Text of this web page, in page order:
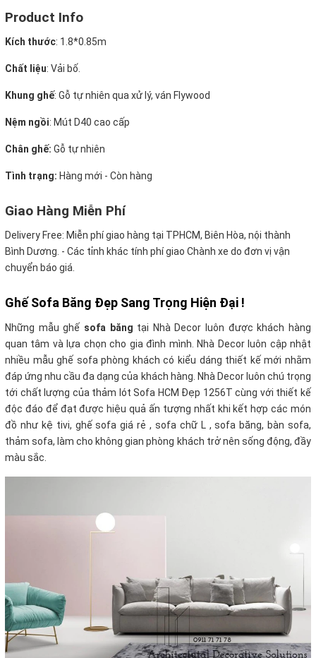
Product Info
Kích thước: 1.8*0.85m
Chất liệu: Vải bố.
Khung ghế: Gỗ tự nhiên qua xử lý, ván Flywood
Nệm ngồi: Mút D40 cao cấp
Chân ghế: Gỗ tự nhiên
Tình trạng: Hàng mới - Còn hàng
Giao Hàng Miễn Phí
Delivery Free: Miễn phí giao hàng tại TPHCM, Biên Hòa, nội thành
Bình Dương. - Các tỉnh khác tính phí giao Chành xe do đơn vị vận
chuyển báo giá.
Ghế Sofa Băng Đẹp Sang Trọng Hiện Đại !
Những mẫu ghế sofa băng tại Nhà Decor luôn được khách hàng
quan tâm và lựa chọn cho gia đình mình. Nhà Decor luôn cập nhật
nhiều mẫu ghế sofa phòng khách có kiểu dáng thiết kế mới nhằm
đáp ứng nhu cầu đa dạng của khách hàng. Nhà Decor luôn chú trọng
tới chất lượng của thảm lót Sofa HCM Đẹp 1256T cùng với thiết kế
độc đáo để đạt được hiệu quả ấn tượng nhất khi kết hợp các món
đồ như kệ tivi, ghế sofa giá rẻ , sofa chữ L , sofa băng, bàn sofa,
thảm sofa, làm cho không gian phòng khách trở nên sống động, đầy
màu sắc.